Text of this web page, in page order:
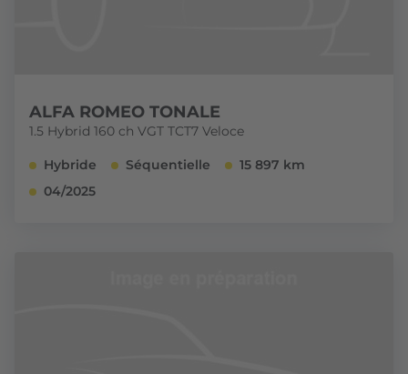
ALFA ROMEO TONALE
1.5 Hybrid 160 ch VGT TCT7 Veloce
Hybride Séquentielle
15 897 km
04/2025